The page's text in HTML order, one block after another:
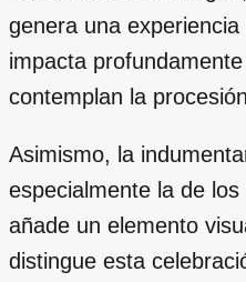
genera una
impacta
contemplan la
Asimismo, la
especialmente la de
añade un elemento
distingue esta